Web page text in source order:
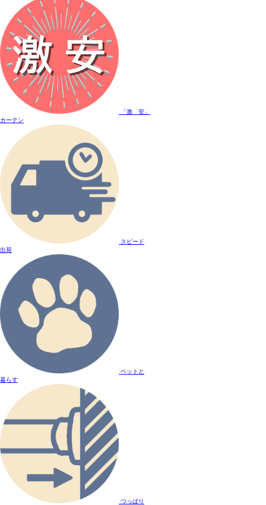
「激 安」
カーテン
スピード
出荷
ペットと
暮らす
つっぱり